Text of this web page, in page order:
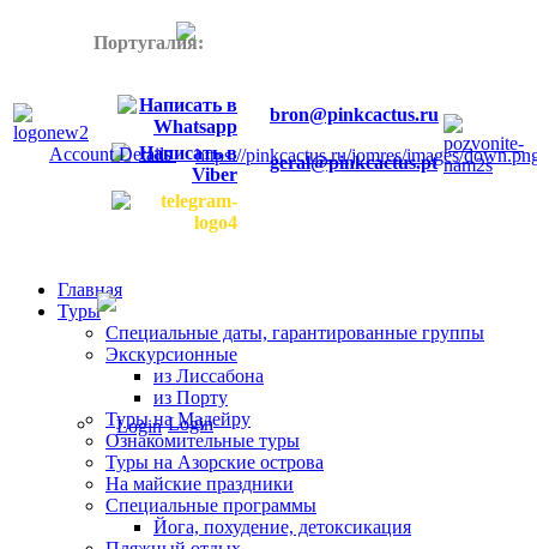
Португалия:
bron@pinkcactus.ru
geral@pinkcactus.pt
Главная
Туры
Специальные даты, гарантированные группы
Экскурсионные
из Лиссабона
из Порту
Туры на Мадейру
Ознакомительные туры
Туры на Азорские острова
На майские праздники
Специальные программы
Йога, похудение, детоксикация
Account Details
Login